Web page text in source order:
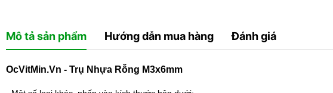
Mô tả sản phẩm Hướng dẫn mua hàng Đánh giá
OcVitMin.Vn - Trụ Nhựa Rỗng M3x6mm